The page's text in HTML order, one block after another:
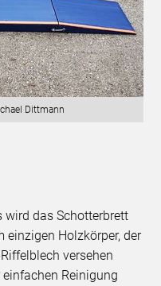
Dittmann
wird das Schotterbrett
einzigen Holzkörper, der
versehen
Reinigung